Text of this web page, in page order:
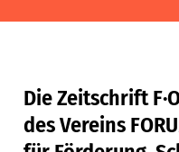
Die Zeitschrift
des Vereins